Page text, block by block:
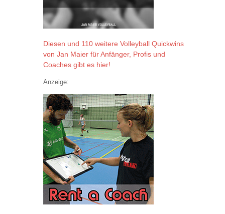
Diesen und 110 weitere Volleyball Quickwins
von Jan Maier für Anfänger, Profis und
Coaches gibt es hier!
Anzeige: